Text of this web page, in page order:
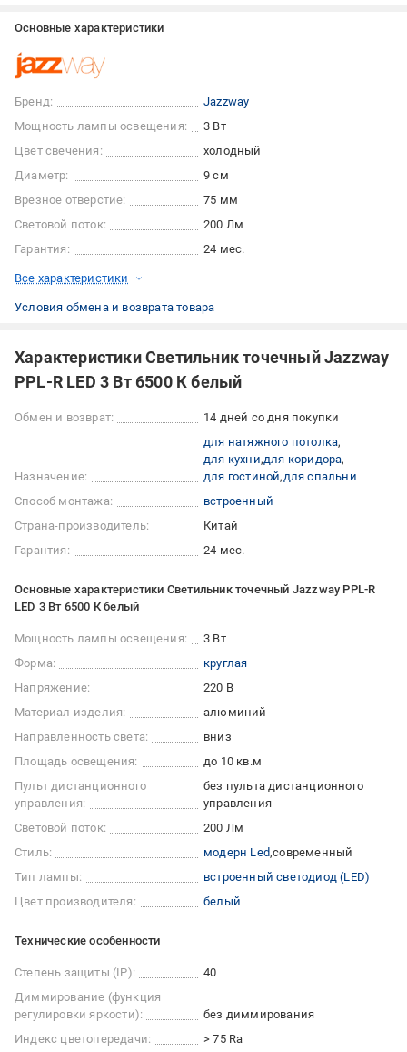
Основные характеристики
Бренд:
Jazzway
Мощность лампы освещения:
3 Вт
Цвет свечения:
холодный
Диаметр:
9 см
Врезное отверстие:
75 мм
Световой поток:
200 Лм
Гарантия:
24 мес.
Все характеристики
Условия обмена и возврата товара
Характеристики Светильник точечный Jazzway
PPL-R LED 3 Вт 6500 К белый
Обмен и возврат: 14 дней со дня покупки
Назначение:
для натяжного потолка
для кухни для коридора
для гостиной для спальни
Способ монтажа:
встроенный
Страна-производитель:
Китай
Гарантия:
24 мес.
Основные характеристики Светильник точечный Jazzway PPL-R
LED 3 Вт 6500 К белый
Мощность лампы освещения:
3 Вт
Форма:
круглая
Напряжение:
220 В
Материал изделия:
алюминий
Направленность света:
вниз
Площадь освещения:
до 10 кв.м
Пульт дистанционного
управления:
без пульта дистанционного
управления
Световой поток:
200 Лм
Стиль:
модерн Led современный
Тип лампы:
встроенный светодиод (LED)
Цвет производителя:
белый
Технические особенности
Степень защиты (IP):
40
Диммирование (функция
регулировки яркости):
без диммирования
Индекс цветопередачи:
> 75 Ra